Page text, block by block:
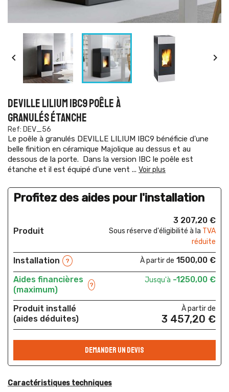
 
DEVILLE LILIUM IBC9 POÊLE À
GRANULÉS ÉTANCHE
Ref: DEV_56
Le poêle à granulés DEVILLE LILIUM IBC9 bénéficie d'une
belle finition en céramique Majolique au dessus et au
dessous de la porte. Dans la version IBC le poêle est
étanche et il est équipé d'une vent ... Voir plus
Profitez des aides pour l'installation
Produit
3 207,20 €
Sous réserve d'éligibilité à la TVA
réduite
Installation ? À partir de 1500,00 €
Aides financières
(maximum)
?
Jusqu'à -1250,00 €
Produit installé
(aides déduites)
À partir de
3 457,20 €
DEMANDER UN DEVIS
Caractéristiques techniques